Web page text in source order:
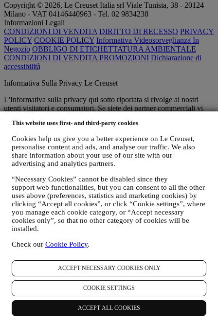
This website uses first- and third-party cookies
Cookies help us give you a better experience on Le Creuset,
personalise content and ads, and analyse our traffic. We also
share information about your use of our site with our
advertising and analytics partners.
“Necessary Cookies” cannot be disabled since they
support web functionalities, but you can consent to all the other
uses above (preferences, statistics and marketing cookies) by
clicking “Accept all cookies”, or click “Cookie settings”, where
you manage each cookie category, or “Accept necessary
cookies only”, so that no other category of cookies will be
installed.
Check our Cookie Policy.
ACCEPT NECESSARY COOKIES ONLY
COOKIE SETTINGS
ACCEPT ALL COOKIES
Copyright © 2026, Le Creuset Italia srl ​​Viale Tunisia, 38 - 20124
Milano - VAT 04146440963 - Tel. 02 9834238
Informazioni Legali
CONDIZIONI DI VENDITA DIRITTO DI RECESSO PRIVACY
POLICY COOKIE POLICY Informativa Videosorveglianza In
Negozio OBBLIGO DI ETICHETTATURA AMBIENTALE
CONDIZIONI DI VENDITA PROMOZIONI Dichiarazione di
accessibilità
Informativa Sulla Privacy Le Creuset
L'Informativa sulla privacy qui sotto riportata si rivolge ai nostri
utenti visitatori e consumatori. Se siete dei partner commerciali vi
Promettiamo di rispettare la vostra privacy e di proteggere i vostri
dati personali. Vi informeremo sempre di come utilizzeremo i vostri
dati e dei motivi dell’utilizzo.
La sicurezza degli acquisti online è la nostra priorità
I vostri dati personali sono conservati in modo sicuro e strettamente
confidenziale, in conformità alla normativa europea in materia di
protezione dei dati. Siamo consapevoli che la sicurezza è molto
importante al momento di effettuare acquisti online, pertanto
utilizziamo le tecnologie più avanzate per garantire che tutti i vostri
dati personali e i dettagli della vostra carta di credito siano
completamente protetti e restino interamente riservati.
Utilizziamo i dati per rendere i vostri acquisti semplici e
personalizzati.
nostri servizi per renderli sempre più fruibili e interessanti.
Creuset sempre migliore e per mantenervi informati riguardo a
notizie e offerte
Se decidete di diventare parte del nostro database di clienti del
Gruppo e di ricevere newsletter e comunicazioni di marketing da
parte di Le Creuset, vi invieremo contenuti personalizzati e vi
informeremo del lancio di nuovi prodotti, di offerte esclusive, di
dimostrazioni culinarie o altri eventi, o di promozioni dedicate a voi.